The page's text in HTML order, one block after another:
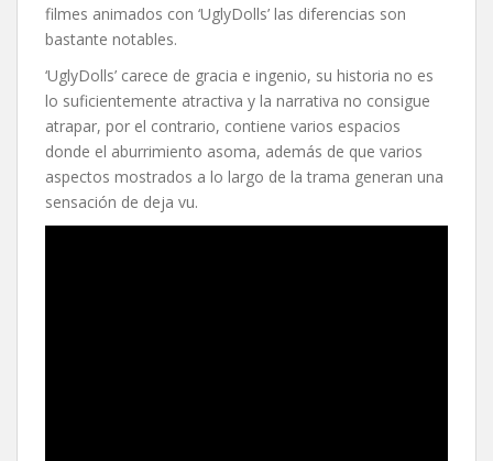
filmes animados con ‘UglyDolls’ las diferencias son
bastante notables.
‘UglyDolls’ carece de gracia e ingenio, su historia no es
lo suficientemente atractiva y la narrativa no consigue
atrapar, por el contrario, contiene varios espacios
donde el aburrimiento asoma, además de que varios
aspectos mostrados a lo largo de la trama generan una
sensación de deja vu.